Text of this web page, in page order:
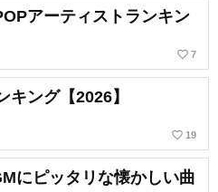
アーティストランキン
favorite_border 7
ング【2026】
favorite_border 19
にピッタリな懐かしい曲